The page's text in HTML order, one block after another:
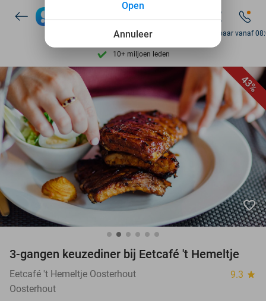
7 dagen per week beschikbaar
10+ miljoen leden
9,4 op basis van
7 dagen per week beschikbaar
10+ miljoen leden
Bereikbaar vanaf
43%
favorite_border
3-gangen keuzediner bij Eetcafé 't Hemeltje
Eetcafé 't Hemeltje Oosterhout 9.3 star
Oosterhout
Annuleer
Open